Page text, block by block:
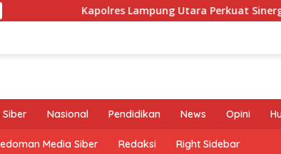
Kapolres Lampung Utara Perkuat Sinergi dengan
Siber Nasional Pendidikan News Opini
Media Siber Redaksi Right Sidebar